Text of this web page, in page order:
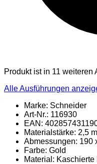
Produkt ist in 11 weiteren
Alle Ausführungen
Marke: Schneider
Art-Nr.: 116930
EAN:
Materialstärke: 2,5
Abmessungen: 190
Farbe: Gold
Material : Kaschierte